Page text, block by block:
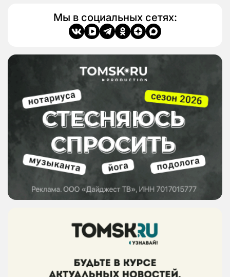
Мы в социальных сетях: